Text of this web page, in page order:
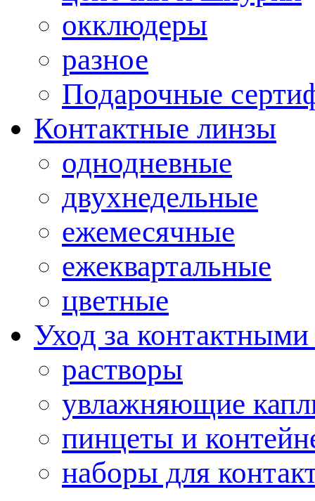
окклюдеры
разное
Подарочные
Контактные линзы
однодневные
двухнедельные
ежемесячные
ежеквартальные
цветные
Уход за
растворы
увлажняющие
пинцеты и
наборы для